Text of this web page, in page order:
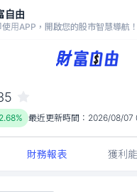
自由
使用APP，開啟您的股市智慧導航！
90.10
-2.68%
最近更新時間： 2026/08/07
財務報表 獲利